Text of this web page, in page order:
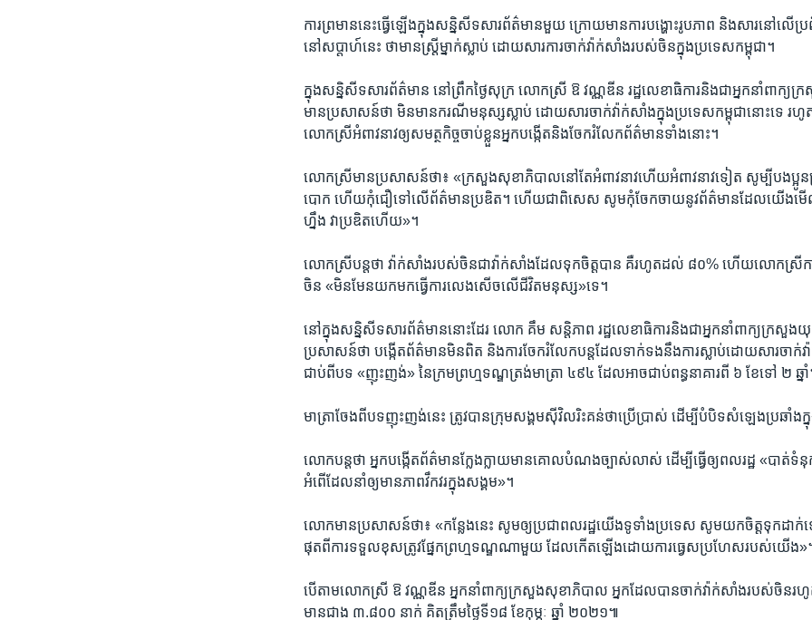
ការ​ព្រមាន​នេះ​ធ្វើ​ឡើង​ក្នុង​សន្និសីទ​សារព័ត៌មាន​មួយ ​ក្រោយ​មាន​ការ​បង្ហោះ​រូប​ភាព និង​សារនៅ​លើ​ប្
នៅ​សប្តាហ៍​នេះ ថាមាន​ស្រ្តី​ម្នាក់​ស្លាប់ ដោយសារ​ការចាក់​វ៉ាក់សាំង​របស់​ចិន​ក្នុង​ប្រទេស​កម្ពុជា។
ក្នុង​សន្និសីទ​សារព័ត៌មាន ​នៅ​ព្រឹក​ថ្ងៃ​សុក្រ ​លោកស្រី ​ឱ វណ្ណឌីន ​រដ្ឋលេខាធិការ​និង​ជា​អ្នក​នាំពាក្យ​
មាន​ប្រសាសន៍​ថា ​មិន​មាន​ករណី​មនុស្ស​ស្លាប់​ ដោយ​សារ​ចាក់​វ៉ាក់​សាំង​ក្នុង​ប្រទេស​កម្ពុជា​នោះ​ទេ រ
លោក​ស្រី​អំពាវនាវ​ឲ្យ​សមត្ថកិច្ច​ចាប់​ខ្លួន​អ្នក​បង្កើត​និង​ចែក​រំលែក​ព័ត៌មាន​ទាំង​នោះ។
លោកស្រី​មាន​ប្រសាសន៍​ថា៖ «ក្រសួង​សុខាភិបាល​នៅ​តែ​អំពាវនាវ​ហើយ​អំពាវ​នាវ​ទៀត សូម្បី​បង​ប្អូន​
បោក​ ហើយ​កុំ​ជឿ​ទៅ​លើ​ព័ត៌មាន​ប្រឌិត។ ហើយ​ជា​ពិសេស សូម​កុំ​ចែក​ចាយ​នូវ​ព័ត៌មាន​ដែល​យើង​មើ
ហ្នឹង វា​ប្រឌិត​ហើយ»។
លោកស្រី​បន្ត​ថា ​វ៉ាក់សាំង​របស់​ចិន​ជា​វ៉ាក់​សាំង​ដែល​ទុក​ចិត្ត​បាន គឺ​រហូត​ដល់​ ៨០% ហើយ​លោកស្រី​កា
ចិន​ «មិន​មែន​យក​មក​ធ្វើ​ការ​លេង​សើច​លើ​ជីវិត​មនុស្ស​»ទេ។
នៅ​ក្នុង​សន្និសីទ​សារព័ត៌មាន​នោះ​ដែរ​ លោក​ គឹម សន្តិភាព ​រដ្ឋលេខាធិការ​និង​ជា​អ្នក​នាំពាក្យក្រសួង​យុ
ប្រសាសន៍​ថា​ បង្កើត​ព័ត៌មាន​មិន​ពិត និង​ការ​ចែក​រំលែក​បន្ត​ដែល​ទាក់ទង​នឹង​ការ​ស្លាប់ដោយ​សារ​ចាក់​វ៉
ជាប់​ពី​បទ​ «ញុះញង់​» ​នៃ​ក្រម​ព្រហ្មទណ្ឌ​ត្រង់​មាត្រា​ ៤៩៤ ​ដែល​អាច​ជាប់​ពន្ធនាគារ​ពី​ ៦ ​ខែ​ទៅ ​២ ​ឆ្នាំ
មាត្រាចែង​ពី​បទញុះញង់​នេះ ត្រូវ​បាន​ក្រុម​សង្គម​ស៊ីវិល​រិះគន់​ថា​ប្រើប្រាស់​ ដើម្បី​បំបិទ​សំឡេង​ប្រឆាំង​ក្
លោកបន្ត​ថា​ អ្នក​បង្កើត​ព័ត៌មាន​ក្លែង​ក្លាយ​មាន​គោល​បំណង​ច្បាស់​លាស់ ដើម្បី​ធ្វើ​ឲ្យ​ពលរដ្ឋ​ «បាត់​ទំ
អំពើ​ដែល​នាំ​ឲ្យ​មាន​ភាព​វឹក​វរ​ក្នុង​សង្គម»។
លោក​មាន​ប្រសាសន៍ថា៖ «កន្លែង​នេះ សូម​ឲ្យ​ប្រជា​ពលរដ្ឋ​យើង​ទូទាំង​ប្រទេស សូម​យក​ចិត្ត​ទុក​ដា
ផុតពី​ការ​ទទួល​ខុស​ត្រូវ​ផ្នែក​ព្រហ្មទណ្ឌ​ណាមួយ ​ដែល​កើតឡើងដោយ​ការ​ធ្វេស​ប្រហែស​របស់​យើង»
បើ​តាម​លោកស្រី​ ឱ វណ្ណឌីន អ្នក​នាំពាក្យ​ក្រសួង​សុខាភិបាល អ្នក​ដែល​បាន​ចាក់​វ៉ាក់​សាំង​របស់​ចិន​
មាន​ជាង ​៣.៨០០ នាក់ គិត​ត្រឹម​ថ្ងៃ​ទី​១៨ ខែ​កុម្ភៈ ឆ្នាំ​ ២០២១៕